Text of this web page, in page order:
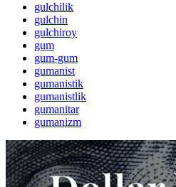
gulchilik
gulchin
gulchiroy
gum
gum-gum
gumanist
gumanistik
gumanistlik
gumanitar
gumanizm